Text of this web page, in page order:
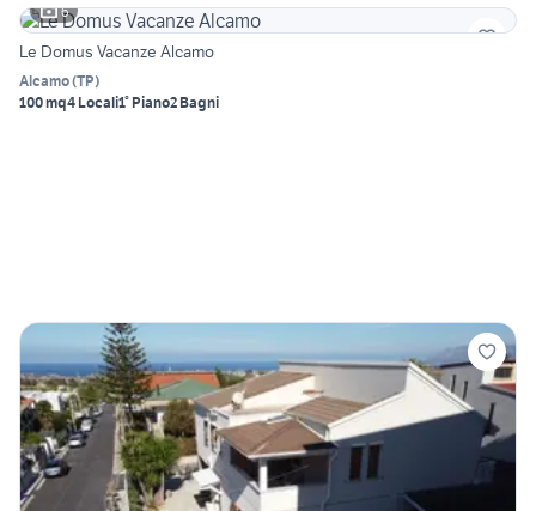
6
Le Domus Vacanze Alcamo
Alcamo(TP)
100 mq4 Locali1° Piano2 Bagni